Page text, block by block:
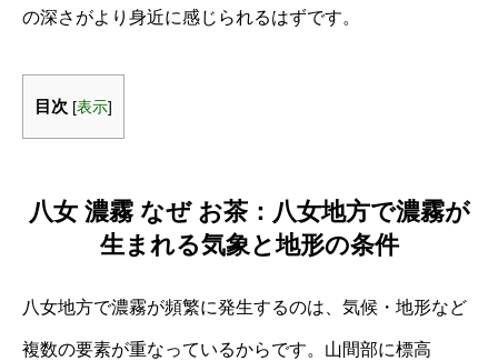
の深さがより身近に感じられるはずです。
目次 [表示]
八女 濃霧 なぜ お茶：八女地方で濃霧が
生まれる気象と地形の条件
八女地方で濃霧が頻繁に発生するのは、気候・地形など
複数の要素が重なっているからです。山間部に標高